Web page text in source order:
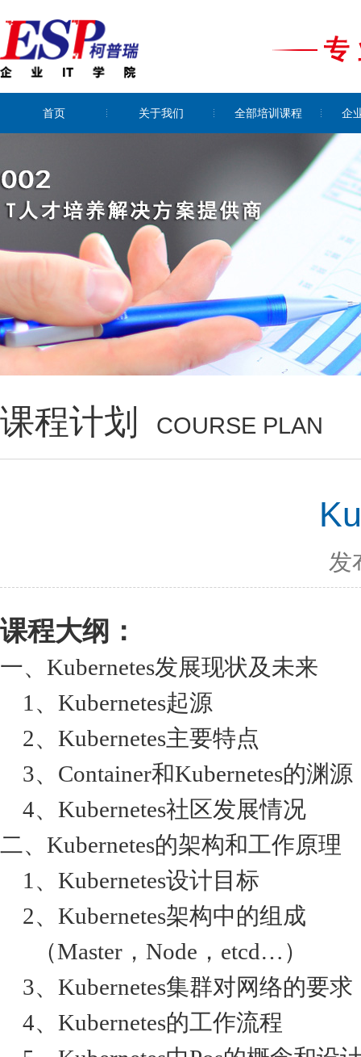
首页 关于我们 全部培训课程 企
课程计划 COURSE PLAN
发
课程大纲：
一、Kubernetes发展现状及未来
1、Kubernetes起源
2、Kubernetes主要特点
3、Container和Kubernetes的渊源
4、Kubernetes社区发展情况
二、Kubernetes的架构和工作原理
1、Kubernetes设计目标
2、Kubernetes架构中的组成
（Master，Node，etcd…）
3、Kubernetes集群对网络的要求
4、Kubernetes的工作流程